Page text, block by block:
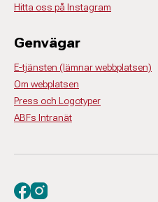
Hitta oss på Instagram
Genvägar
E-tjänsten (lämnar webbplatsen)
Om webplatsen
Press och Logotyper
ABFs Intranät
Besök oss på facebook
Besök oss på instagram